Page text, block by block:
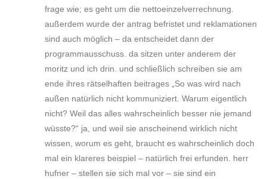
frage wie; es geht um die nettoeinzelverrechnung.
außerdem wurde der antrag befristet und reklamationen
sind auch möglich – da entscheidet dann der
programmausschuss. da sitzen unter anderem der
moritz und ich drin. und schließlich schreiben sie am
ende ihres rätselhaften beitrages „So was wird nach
außen natürlich nicht kommuniziert. Warum eigentlich
nicht? Weil das alles wahrscheinlich besser nie jemand
wüsste?“ ja, und weil sie anscheinend wirklich nicht
wissen, worum es geht, braucht es wahrscheinlich doch
mal ein klareres beispiel – natürlich frei erfunden. herr
hufner – stellen sie sich mal vor – sie sind ein